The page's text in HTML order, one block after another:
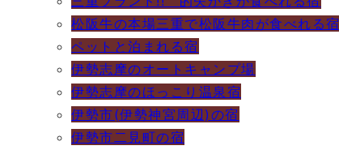
松阪牛の本場三重で松阪牛肉が食べれる宿
ペットと泊まれる宿
伊勢志摩のオートキャンプ場
伊勢志摩のほっこり温泉宿
伊勢市(伊勢神宮周辺)の宿
伊勢市二見町の宿